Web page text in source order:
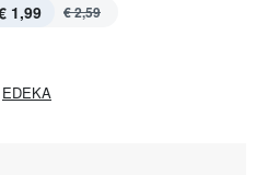
1,99 € 2,59
EDEKA